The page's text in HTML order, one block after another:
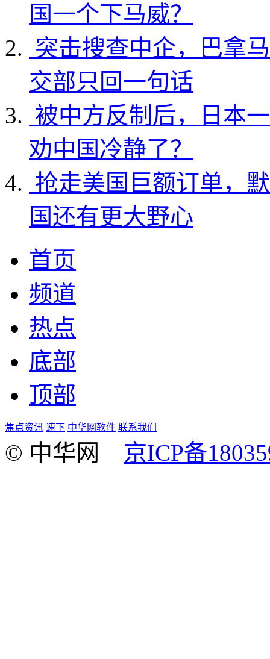
国一个下马威？
突击搜查中企，巴拿
交部只回一句话
被中方反制后，日本
劝中国冷静了？
抢走美国巨额订单，
国还有更大野心
首页
频道
热点
底部
顶部
焦点资讯 速下 中华网软件 联系我们
© 中华网 京ICP备